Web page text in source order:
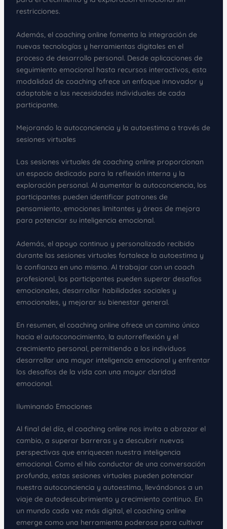
restricciones.
Además, el coaching online fomenta la integración de
nuevas tecnologías y herramientas digitales en el
proceso de desarrollo personal. Desde aplicaciones de
seguimiento emocional hasta recursos interactivos, esta
modalidad de coaching ofrece un enfoque innovador y
adaptable a las necesidades individuales de cada
participante.
Mejorando la autoconciencia y la autoestima a través de
sesiones virtuales
Las sesiones virtuales de coaching online proporcionan
un espacio dedicado para la reflexión interna y la
exploración personal. Al aumentar la autoconciencia, los
participantes pueden identificar patrones de
pensamiento, emociones limitantes y áreas de mejora
para potenciar su inteligencia emocional.
Además, el apoyo continuo y personalizado recibido
durante las sesiones virtuales fortalece la autoestima y
la confianza en uno mismo. Al trabajar con un coach
profesional, los participantes pueden superar desafíos
emocionales, desarrollar habilidades sociales y
emocionales, y mejorar su bienestar general.
En resumen, el coaching online ofrece un camino único
hacia el autoconocimiento, la autorreflexión y el
crecimiento personal, permitiendo a los individuos
desarrollar una mayor inteligencia emocional y enfrentar
los desafíos de la vida con una mayor claridad
emocional.
Iluminando Emociones
Al final del día, el coaching online nos invita a abrazar el
cambio, a superar barreras y a descubrir nuevas
perspectivas que enriquecen nuestra inteligencia
emocional. Como el hilo conductor de una conversación
profunda, estas sesiones virtuales pueden potenciar
nuestra autoconciencia y autoestima, llevándonos a un
viaje de autodescubrimiento y crecimiento continuo. En
un mundo cada vez más digital, el coaching online
emerge como una herramienta poderosa para cultivar